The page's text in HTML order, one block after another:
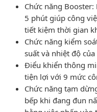
Chức năng
5 phút giúp công
tiết kiệm thời gian
Chức năng kiểm
suất và nhiệt độ của
Điểu khiển thông
tiện lợi với 9 mức
Chức năng tạm
bếp khi đang đun